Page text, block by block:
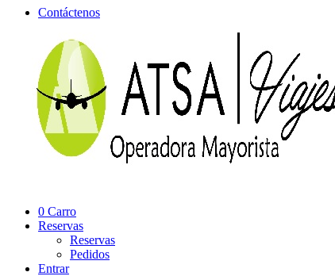
Contáctenos
0 Carro
Reservas
Reservas
Pedidos
Entrar